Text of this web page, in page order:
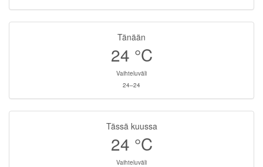
Tänään
24 °C
Vaihteluväli
24–24
Tässä kuussa
24 °C
Vaihteluväli